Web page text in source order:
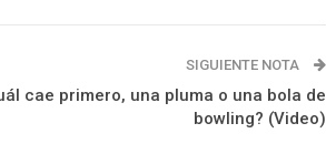
SIGUIENTE NOTA
cae primero, una pluma o una bola de
bowling? (Video)